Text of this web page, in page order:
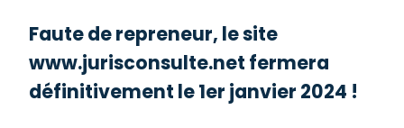
Faute de repreneur, le site
www.jurisconsulte.net fermera
définitivement le 1er janvier 2024 !